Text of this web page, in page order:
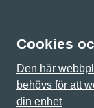
Cookies
Den här
behövs för att
din enhet